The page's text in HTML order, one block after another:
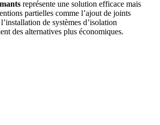
représente une solution efficace mais
partielles comme l’ajout de joints
de systèmes d’isolation
des alternatives plus économiques.